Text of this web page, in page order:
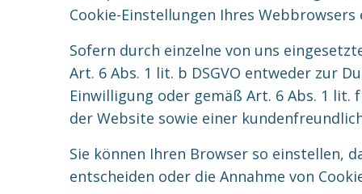
Cookie-Einstellungen Ihres Webbrowsers
Sofern durch einzelne von uns
Art. 6 Abs. 1 lit. b DSGVO entweder zur
Einwilligung oder gemäß Art. 6 Abs. 1
der Website sowie einer
Sie können Ihren Browser so einstellen,
entscheiden oder die Annahme von